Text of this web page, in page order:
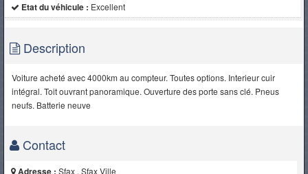
Etat du véhicule : Excellent
Description
Voiture acheté avec 4000km au compteur. Toutes options. Interieur cuir
intégral. Toit ouvrant panoramique. Ouverture des porte sans clé. Pneus
neufs. Batterie neuve
Contact
Adresse : Sfax , Sfax Ville